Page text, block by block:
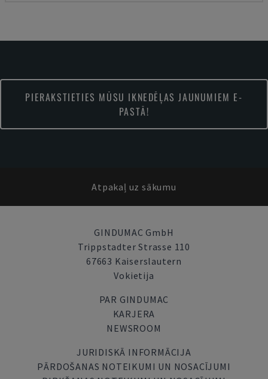
PIERAKSTIETIES MŪSU IKNEDĒĻAS JAUNUMIEM E-
PASTĀ!
Atpakaļ uz sākumu
GINDUMAC GmbH
Trippstadter Strasse 110
67663 Kaiserslautern
Vokietija
PAR GINDUMAC
KARJERA
NEWSROOM
JURIDISKĀ INFORMĀCIJA
PĀRDOŠANAS NOTEIKUMI UN NOSACĪJUMI